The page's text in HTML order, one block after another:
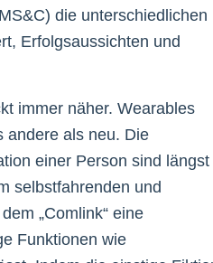
die unterschiedlichen
Erfolgsaussichten und
immer näher. Wearables
andere als neu. Die
einer Person sind längst
selbstfahrenden und
„Comlink“ eine
Funktionen wie